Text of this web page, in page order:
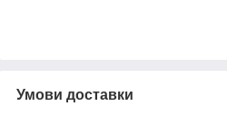
Умови доставки